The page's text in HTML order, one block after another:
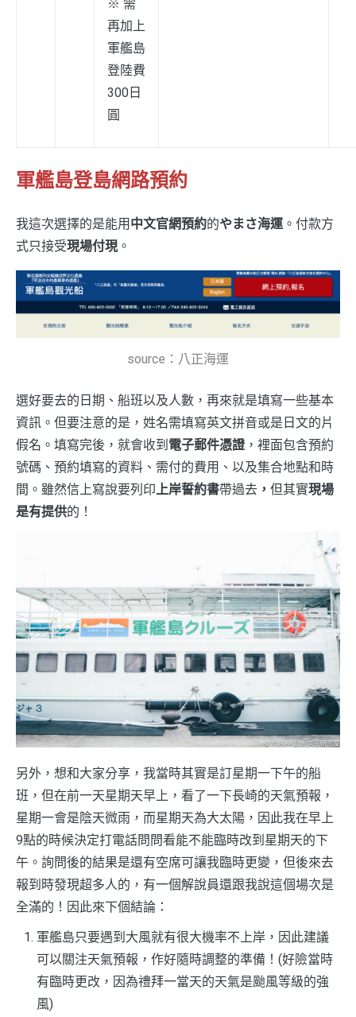
※ 需
再加上
軍艦島
登陸費
300日
圓
軍艦島登島網路預約
我這次選擇的是能用 中文官網預約的やまさ海運。付款方
式只接受現場付現。
source：八正海運
選好要去的日期、船班以及人數，再來就是填寫一些基本
資訊。但要注意的是，姓名需填寫英文拼音或是日文的片
假名。填寫完後，就會收到 電子郵件憑證 ，裡面包含預約
號碼、預約填寫的資料、需付的費用、以及集合地點和時
間。雖然信上寫說要列印上岸誓約書帶過去 ， 但其實現場
是有提供的！
另外，想和大家分享，我當時其實是訂星期一下午的船
班，但在前一天星期天早上，看了一下長崎的天氣預報，
星期一會是陰天微雨，而星期天為大太陽，因此我在早上
9點的時候決定打電話問問看能不能臨時改到星期天的下
午。詢問後的結果是還有空席可讓我臨時更變，但後來去
報到時發現超多人的，有一個解說員還跟我說這個場次是
全滿的！因此來下個結論：
軍艦島只要遇到大風就有很大機率不上岸，因此建議
可以關注天氣預報，作好隨時調整的準備！(好險當時
有臨時更改，因為禮拜一當天的天氣是颱風等級的強
風)